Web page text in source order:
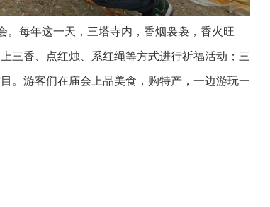
每年这一天，三塔寺内，香烟袅袅，香火旺
三香、点红烛、系红绳等方式进行祈福活动；三
。游客们在庙会上品美食，购特产，一边游玩一